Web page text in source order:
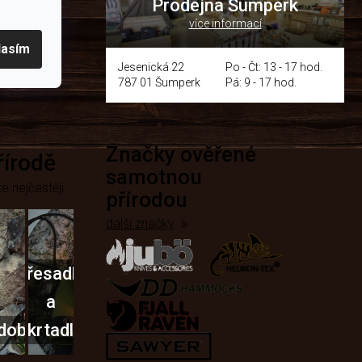
Prodejna Šumperk
více informací
Jesenická 22
787 01 Šumperk
Po - Čt: 13 - 17 hod.
Pá: 9 - 17 hod.
nejčastěji
Křesadla
a
škrtadla
Značky ověřené
samotnou
přírodou
další značky